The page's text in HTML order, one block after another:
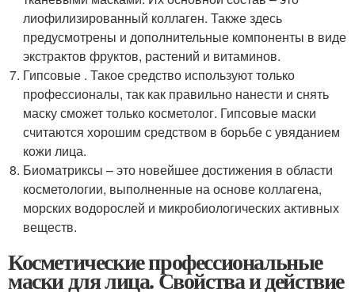
лиофилизированный коллаген. Также здесь
предусмотрены и дополнительные компоненты в виде
экстрактов фруктов, растений и витаминов.
Гипсовые . Такое средство используют только
профессионалы, так как правильно нанести и снять
маску сможет только косметолог. Гипсовые маски
считаются хорошим средством в борьбе с увяданием
кожи лица.
Биоматриксы – это новейшее достижения в области
косметологии, выполненные на основе коллагена,
морских водорослей и микробиологических активных
веществ.
Косметические профессиональные
маски для лица. Свойства и действие